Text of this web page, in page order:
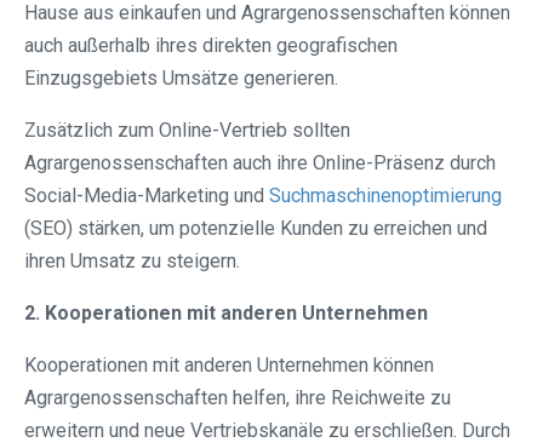
Hause aus einkaufen und Agrargenossenschaften können
auch außerhalb ihres direkten geografischen
Einzugsgebiets Umsätze generieren.
Zusätzlich zum Online-Vertrieb sollten
Agrargenossenschaften auch ihre Online-Präsenz durch
Social-Media-Marketing und Suchmaschinenoptimierung
(SEO) stärken, um potenzielle Kunden zu erreichen und
ihren Umsatz zu steigern.
2. Kooperationen mit anderen Unternehmen
Kooperationen mit anderen Unternehmen können
Agrargenossenschaften helfen, ihre Reichweite zu
erweitern und neue Vertriebskanäle zu erschließen. Durch